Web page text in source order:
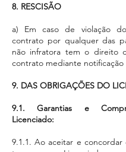
8. RESCISÃO
a) Em caso de violação
contrato por qualquer das
não infratora tem o direito
contrato mediante
9. DAS OBRIGAÇÕES DO
9.1. Garantias e
Licenciado:
9.1.1. Ao aceitar e concordar